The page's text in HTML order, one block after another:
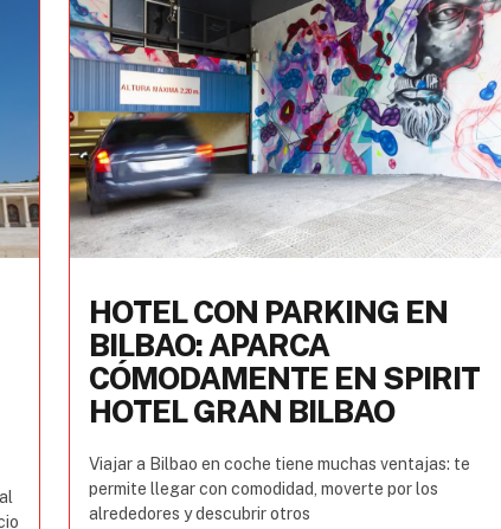
HOTEL CON PARKING EN
BILBAO: APARCA
CÓMODAMENTE EN SPIRIT
HOTEL GRAN BILBAO
Viajar a Bilbao en coche tiene muchas ventajas: te
permite llegar con comodidad, moverte por los
alrededores y descubrir otros